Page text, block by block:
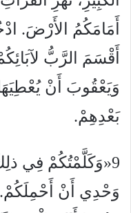
أَمَامَكُمُ الأَرْضَ.
أَقْسَمَ الرَّبُّ
وَيَعْقُوبَ أَنْ
بَعْدِهِمْ.
9«وَكَلَّمْتُكُمْ فِي